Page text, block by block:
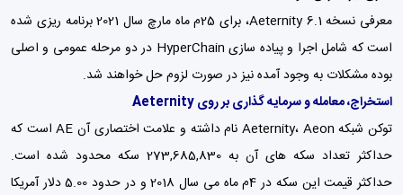
معرفی نسخه 6.1 Aeternity، برای 25م ماه مارچ سال 2021 برنامه ریزی شده
است که شامل اجرا و پیاده سازی HyperChain در دو مرحله عمومی و اصلی
بوده مشکلات به وجود آمده نیز در صورت لزوم حل خواهند شد.
استخراج، معامله و سرمایه گذاری بر روی Aeternity
توکن شبکه Aeternity، Aeon نام داشته و علامت اختصاری آن AE است که
حداکثر تعداد سکه های آن به 273,685,830 سکه محدود شده است.
حداکثر قیمت این سکه در 4م ماه می سال 2018 و در حدود 5.00 دلار آمریکا